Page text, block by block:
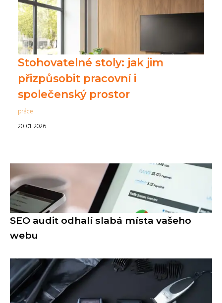
Stohovatelné stoly: jak jim
přizpůsobit pracovní i
společenský prostor
práce
20. 01. 2026
SEO audit odhalí slabá místa vašeho
webu